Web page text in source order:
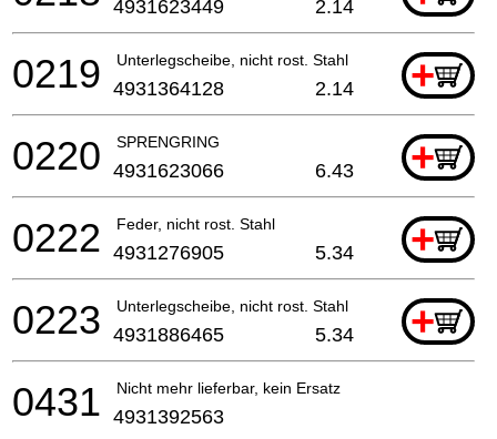
4931623449 2.14
Unterlegscheibe, nicht rost. Stahl +
0219 4931364128 2.14
SPRENGRING +
0220 4931623066 6.43
Feder, nicht rost. Stahl +
0222 4931276905 5.34
Unterlegscheibe, nicht rost. Stahl +
0223 4931886465 5.34
Nicht mehr lieferbar, kein Ersatz
0431 4931392563